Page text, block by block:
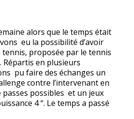
alors que le temps était
eu la possibilité d’avoir
proposée par le tennis
Répartis en plusieurs
pu faire des échanges un
contre l’intervenant en
passes possibles et un jeux
4 “. Le temps a passé